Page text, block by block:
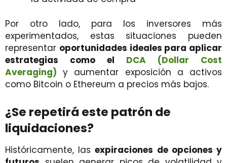
Por otro lado, para los inversores más
experimentados, estas situaciones pueden
representar oportunidades ideales para aplicar
estrategias como el DCA (Dollar Cost
Averaging) y aumentar exposición a activos
como Bitcoin o Ethereum a precios más bajos.
¿Se repetirá este patrón de
liquidaciones?
Históricamente, lasexpiraciones de opciones y